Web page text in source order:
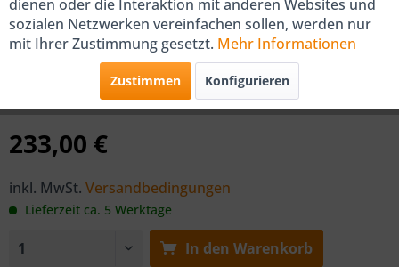
Viessmann Anschluss-Set für
untergestellten Speicher
von Viessmann
233,00 €
inkl. MwSt. Versandbedingungen
Lieferzeit ca. 5 Werktage
In den Warenkorb
dienen oder die Interaktion mit anderen Websites und
sozialen Netzwerken vereinfachen sollen, werden nur
mit Ihrer Zustimmung gesetzt. Mehr Informationen
Zustimmen Konfigurieren